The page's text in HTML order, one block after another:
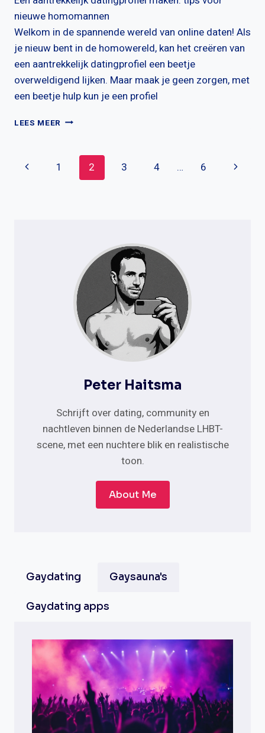
nieuwe homomannen
Welkom in de spannende wereld van online daten! Als
je nieuw bent in de homowereld, kan het creëren van
een aantrekkelijk datingprofiel een beetje
overweldigend lijken. Maar maak je geen zorgen, met
een beetje hulp kun je een profiel
LEES MEER ONTDEK
AANTREKKELIJK
PROFIEL
Paginanavigatie
Vorige
1 2 3 4 … 6
Peter Haitsma
Schrijft over dating, community en
nachtleven binnen de Nederlandse LHBT-
scene, met een nuchtere blik en realistische
toon.
About Me
Gaydating Gaysauna's
Gaydating apps